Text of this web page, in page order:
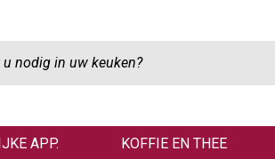
APP. KOFFIE EN THEE